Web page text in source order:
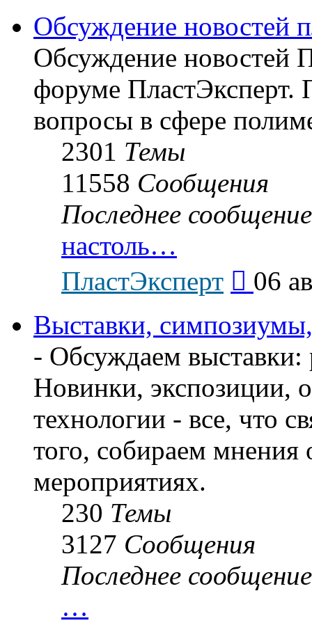
Обсуждение новостей
Обсуждение новостей
форуме
вопросы в сфере
2301 Темы
11558 Сообщения
Последнее сообщение
настоль…
ПластЭксперт
последнему
06
Выставки,
- Обсуждаем выставки:
Новинки, экспозиции,
технологии - все, что
того, собираем
мероприятиях.
230 Темы
3127 Сообщения
Последнее сообщение
…